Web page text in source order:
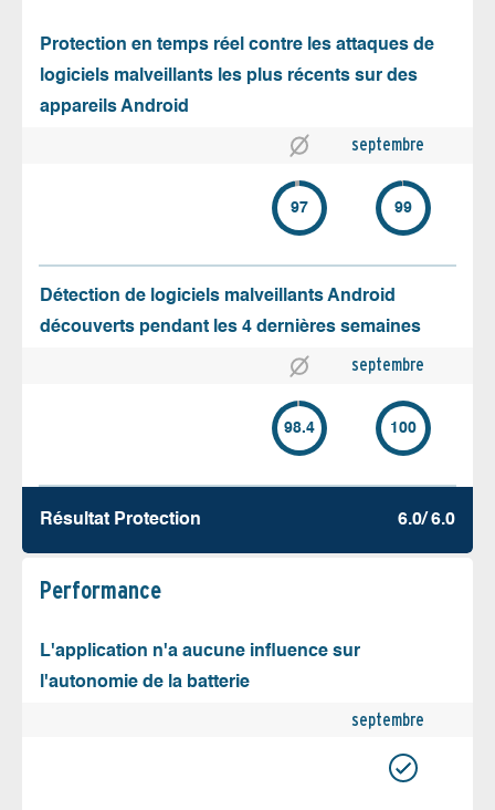
Protection en temps réel contre les attaques de
logiciels malveillants les plus récents sur des
appareils Android
septembre
97 99
Détection de logiciels malveillants Android
découverts pendant les 4 dernières semaines
septembre
98.4 100
Résultat Protection 6.0/ 6.0
Performance
L'application n'a aucune influence sur
l'autonomie de la batterie
septembre